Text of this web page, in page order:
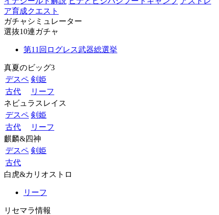
ア育成クエスト
ガチャシミュレーター
選抜10連ガチャ
第11回ログレス武器総選挙
真夏のビッグ3
デスペ 剣姫
古代
リーフ
ネビュラスレイス
デスペ 剣姫
古代
リーフ
麒麟&四神
デスペ 剣姫
古代
白虎&カリオストロ
リーフ
リセマラ情報